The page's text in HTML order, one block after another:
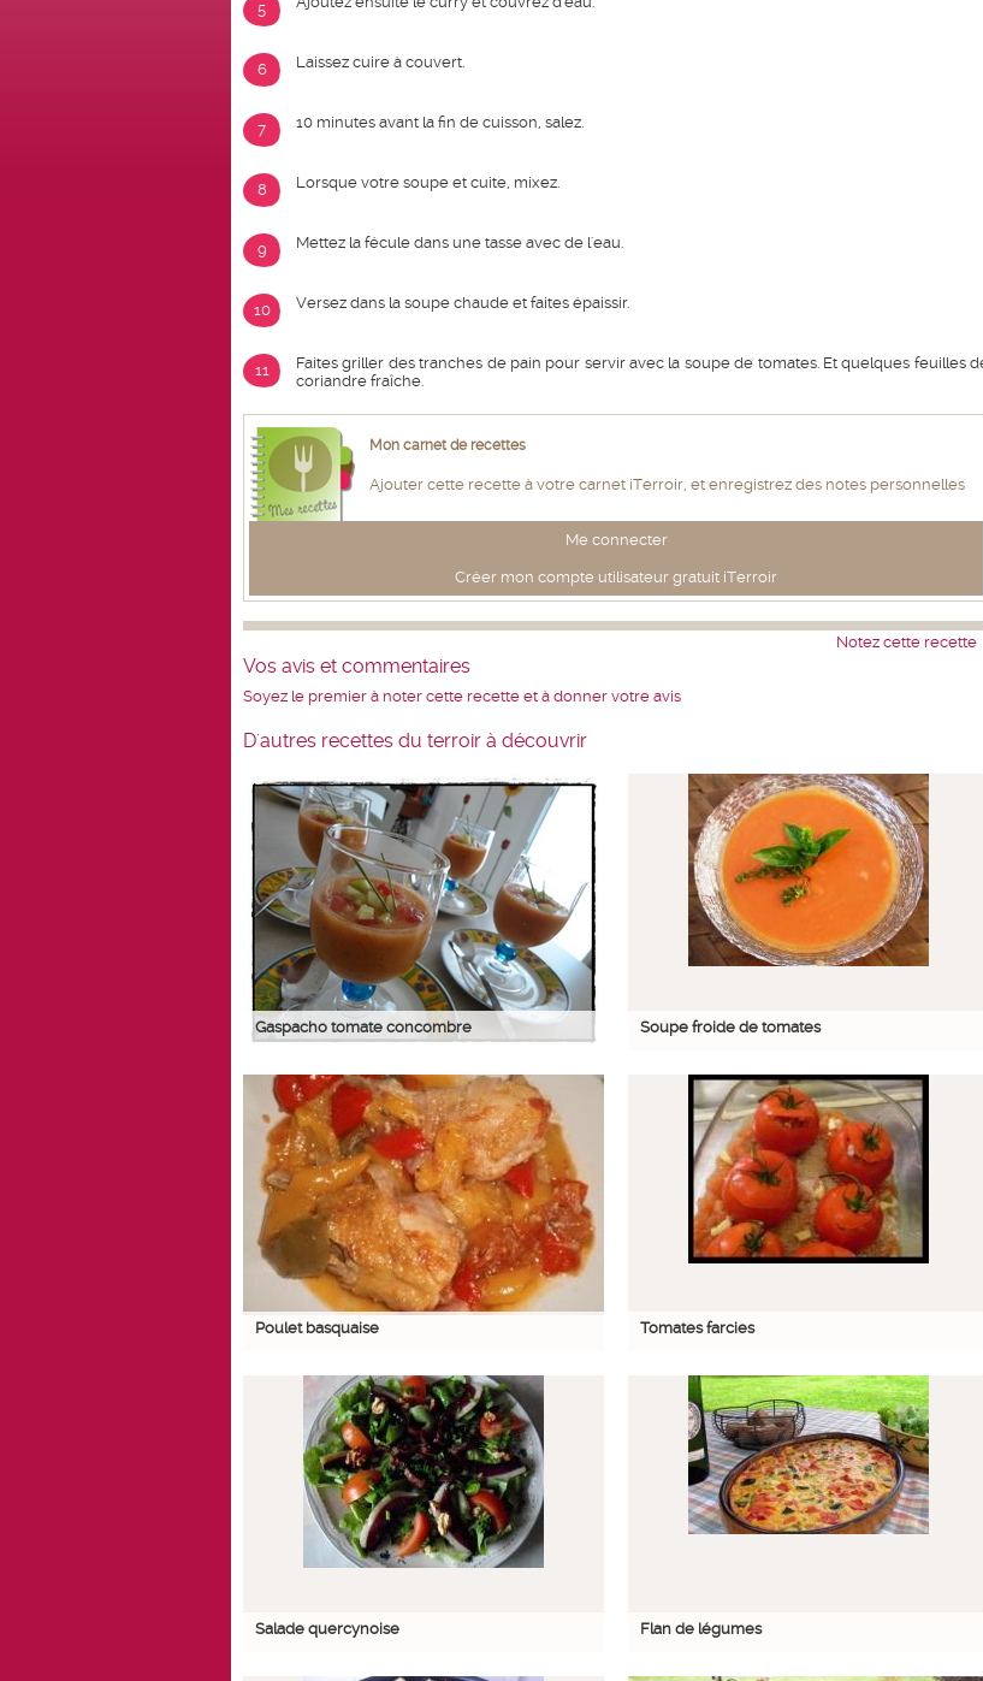
5
6 Laissez cuire à couvert.
7 10 minutes avant la fin de cuisson, salez.
8 Lorsque votre soupe et cuite, mixez.
9 Mettez la fécule dans une tasse avec de l'eau.
10 Versez dans la soupe chaude et faites épaissir.
11
Faites griller des tranches de pain pour servir avec la soupe de tomates. Et quelques feuilles
coriandre fraîche.
Mon carnet de recettes
Ajouter cette recette à votre carnet iTerroir, et enregistrez des notes personnelles
Me connecter
Créer mon compte utilisateur gratuit iTerroir
Notez cette recette
Vos avis et commentaires
Soyez le premier à noter cette recette et à donner votre avis
D'autres recettes du terroir à découvrir
Gaspacho tomate concombre Soupe froide de tomates
Poulet basquaise Tomates farcies
Salade quercynoise Flan de légumes